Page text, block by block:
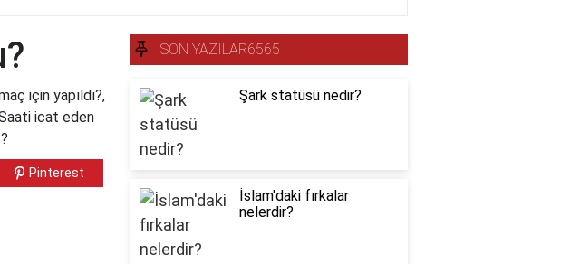
için yapıldı?,
icat eden
Pinterest
SON YAZILAR6565
Şark statüsü nedir?
İslam'daki fırkalar
nelerdir?